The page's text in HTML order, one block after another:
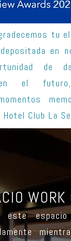
tu
en
de
en el
Club La
este